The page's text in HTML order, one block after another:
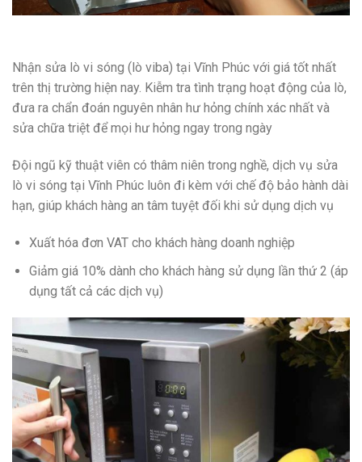
Nhận sửa lò vi sóng (lò viba) tại Vĩnh Phúc với giá tốt nhất
trên thị trường hiện nay. Kiễm tra tình trạng hoạt động của lò,
đưa ra chẩn đoán nguyên nhân hư hỏng chính xác nhất và
sửa chữa triệt để mọi hư hỏng ngay trong ngày
Đội ngũ kỹ thuật viên có thâm niên trong nghề, dịch vụ sửa
lò vi sóng tại Vĩnh Phúc luôn đi kèm với chế độ bảo hành dài
hạn, giúp khách hàng an tâm tuyệt đối khi sử dụng dịch vụ
Xuất hóa đơn VAT cho khách hàng doanh nghiệp
Giảm giá 10% dành cho khách hàng sử dụng lần thứ 2 (áp
dụng tất cả các dịch vụ)